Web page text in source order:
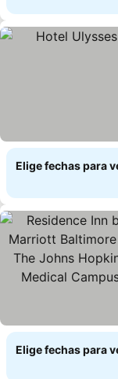
Elige fechas para
Elige fechas para